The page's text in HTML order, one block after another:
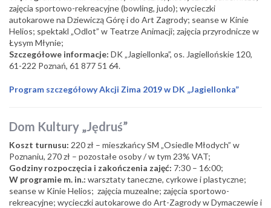
zajęcia sportowo-rekreacyjne (bowling, judo); wycieczki
autokarowe na Dziewiczą Górę i do Art Zagrody; seanse w Kinie
Helios; spektakl „Odlot” w Teatrze Animacji; zajęcia przyrodnicze w
Łysym Młynie;
Szczegółowe informacje: DK „Jagiellonka”, os. Jagiellońskie 120,
61-222 Poznań, 61 877 51 64.
Program szczegółowy Akcji Zima 2019 w DK „Jagiellonka”
Dom Kultury „Jędruś”
Koszt turnusu: 220 zł – mieszkańcy SM „Osiedle Młodych” w
Poznaniu, 270 zł – pozostałe osoby / w tym 23% VAT;
Godziny rozpoczęcia i zakończenia zajęć: 7:30 – 16:00;
W programie m. in.: warsztaty taneczne, cyrkowe i plastyczne;
seanse w Kinie Helios; zajęcia muzealne; zajęcia sportowo-
rekreacyjne; wycieczki autokarowe do Art-Zagrody w Dymaczewie i